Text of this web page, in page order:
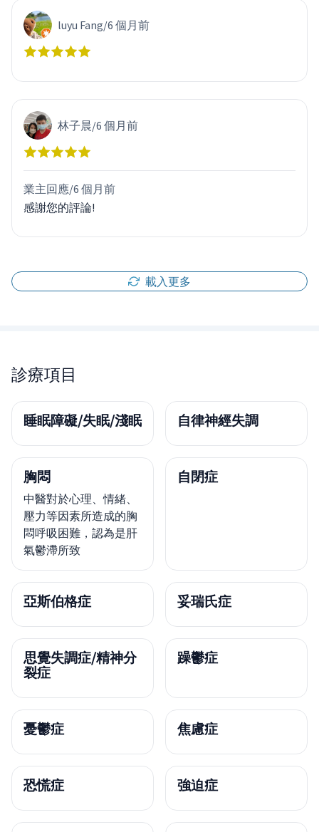
luyu Fang/6 個月前
林子晨/6 個月前
業主回應/6 個月前
感謝您的評論!
載入更多
診療項目
睡眠障礙/失眠/淺眠 自律神經失調
胸悶
中醫對於心理、情緒、
壓力等因素所造成的胸
悶呼吸困難，認為是肝
氣鬱滯所致
自閉症
亞斯伯格症 妥瑞氏症
思覺失調症/精神分
裂症
躁鬱症
憂鬱症 焦慮症
恐慌症 強迫症